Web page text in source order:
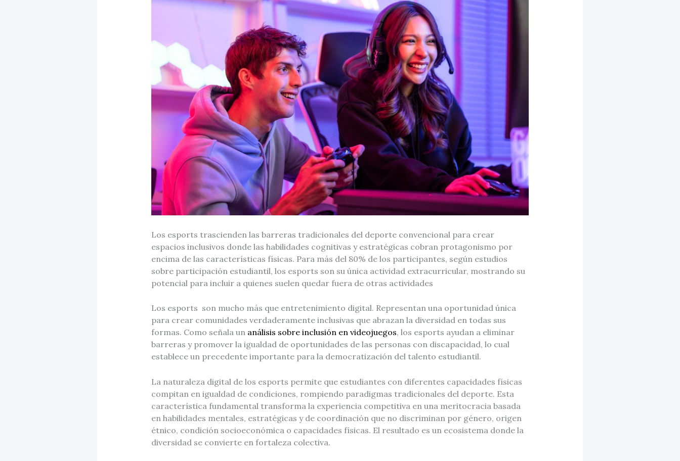
Los esports trascienden las barreras tradicionales del deporte convencional para crear
espacios inclusivos donde las habilidades cognitivas y estratégicas cobran protagonismo por
encima de las características físicas. Para más del 80% de los participantes, según estudios
sobre participación estudiantil, los esports son su única actividad extracurricular, mostrando su
potencial para incluir a quienes suelen quedar fuera de otras actividades
Los esports son mucho más que entretenimiento digital. Representan una oportunidad única
para crear comunidades verdaderamente inclusivas que abrazan la diversidad en todas sus
formas. Como señala unanálisis sobre inclusión en videojuegos, los esports ayudan a eliminar
barreras y promover la igualdad de oportunidades de las personas con discapacidad, lo cual
establece un precedente importante para la democratización del talento estudiantil.
La naturaleza digital de los esports permite que estudiantes con diferentes capacidades físicas
compitan en igualdad de condiciones, rompiendo paradigmas tradicionales del deporte. Esta
característica fundamental transforma la experiencia competitiva en una meritocracia basada
en habilidades mentales, estratégicas y de coordinación que no discriminan por género, origen
étnico, condición socioeconómica o capacidades físicas. El resultado es un ecosistema donde la
diversidad se convierte en fortaleza colectiva.